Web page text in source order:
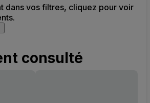
dans vos filtres, cliquez pour voir
consulté